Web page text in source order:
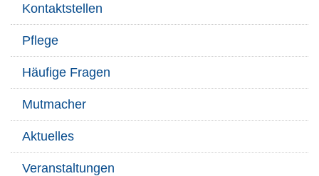
Kontaktstellen
Pflege
Häufige Fragen
Mutmacher
Aktuelles
Veranstaltungen